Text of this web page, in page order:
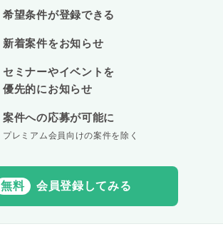
希望条件が登録できる
新着案件をお知らせ
セミナーやイベントを
優先的にお知らせ
案件への応募が可能に
プレミアム会員向けの案件を除く
無料 会員登録してみる